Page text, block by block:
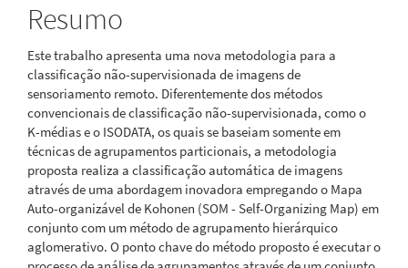
Resumo
Este trabalho apresenta uma nova metodologia para a
classificação não-supervisionada de imagens de
sensoriamento remoto. Diferentemente dos métodos
convencionais de classificação não-supervisionada, como o
K-médias e o ISODATA, os quais se baseiam somente em
técnicas de agrupamentos particionais, a metodologia
proposta realiza a classificação automática de imagens
através de uma abordagem inovadora empregando o Mapa
Auto-organizável de Kohonen (SOM - Self-Organizing Map) em
conjunto com um método de agrupamento hierárquico
aglomerativo. O ponto chave do método proposto é executar o